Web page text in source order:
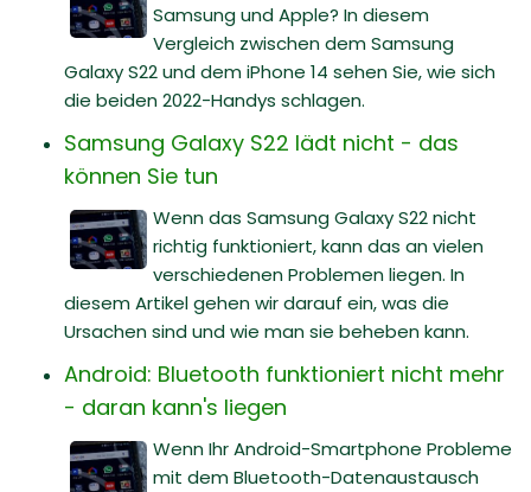
Samsung und Apple? In diesem
Vergleich zwischen dem Samsung
Galaxy S22 und dem iPhone 14 sehen Sie, wie sich
die beiden 2022-Handys schlagen.
Samsung Galaxy S22 lädt nicht - das
können Sie tun
Wenn das Samsung Galaxy S22 nicht
richtig funktioniert, kann das an vielen
verschiedenen Problemen liegen. In
diesem Artikel gehen wir darauf ein, was die
Ursachen sind und wie man sie beheben kann.
Android: Bluetooth funktioniert nicht mehr
- daran kann's liegen
Wenn Ihr Android-Smartphone Probleme
mit dem Bluetooth-Datenaustausch